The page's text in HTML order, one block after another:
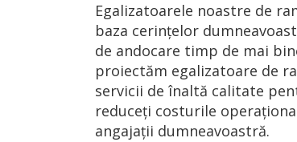
Egalizatoarele noastre de
baza cerințelor
de andocare timp de mai
proiectăm egalizatoare de
servicii de înaltă calitate
reduceți costurile
angajații dumneavoastră.